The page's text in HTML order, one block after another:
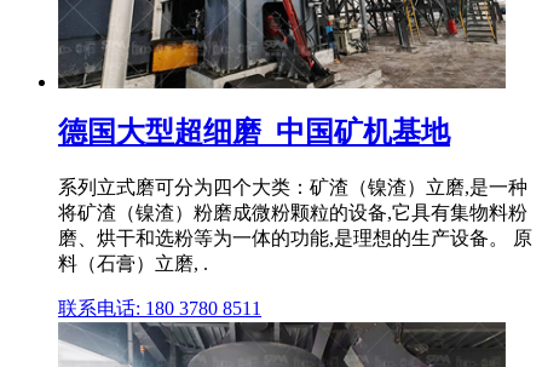
德国大型超细磨_中国矿机基地
系列立式磨可分为四个大类：矿渣（镍渣）立磨,是一种
将矿渣（镍渣）粉磨成微粉颗粒的设备,它具有集物料粉
磨、烘干和选粉等为一体的功能,是理想的生产设备。 原
料（石膏）立磨, .
联系电话: 180 3780 8511